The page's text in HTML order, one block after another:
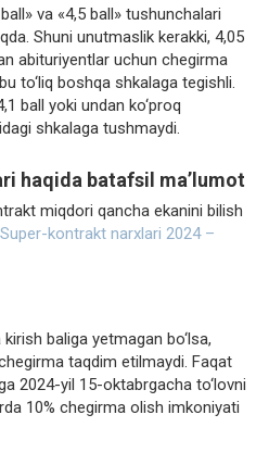
va «4,5 ball» tushunchalari
Shuni unutmaslik kerakki, 4,05
abituriyentlar uchun chegirma
to‘liq boshqa shkalaga tegishli.
ball yoki undan ko‘proq
shkalaga tushmaydi.
haqida batafsil ma’lumot
miqdori qancha ekanini bilish
Super-kontrakt narxlari 2024 –
baliga yetmagan bo‘lsa,
taqdim etilmaydi. Faqat
2024-yil 15-oktabrgacha to‘lovni
10% chegirma olish imkoniyati